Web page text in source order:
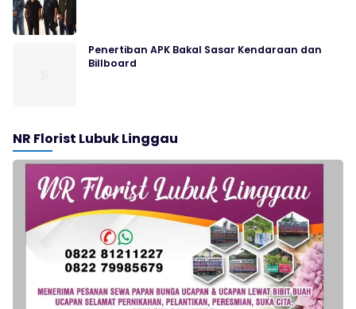
Penertiban APK Bakal Sasar Kendaraan dan
Billboard
NR Florist Lubuk Linggau